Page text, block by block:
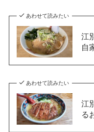
あわせて読みたい
江
自
あわせて読みたい
江
る